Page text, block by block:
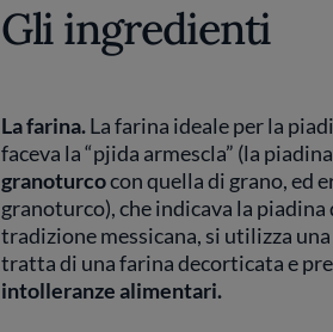
Gli ingredienti
La farina.La farina ideale per la
faceva la “pjida armescla” (la
granoturcocon quella di grano, ed
granoturco), che indicava la piadina
tradizione messicana, si utilizza
tratta di una farina decorticata e
intolleranze alimentari.